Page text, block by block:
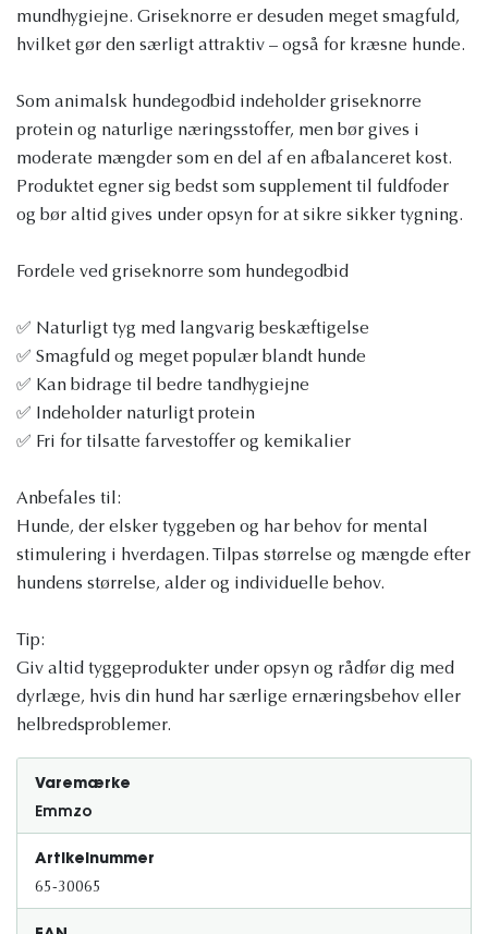
mundhygiejne. Griseknorre er desuden meget smagfuld,
hvilket gør den særligt attraktiv – også for kræsne hunde.
Som animalsk hundegodbid indeholder griseknorre
protein og naturlige næringsstoffer, men bør gives i
moderate mængder som en del af en afbalanceret kost.
Produktet egner sig bedst som supplement til fuldfoder
og bør altid gives under opsyn for at sikre sikker tygning.
Fordele ved griseknorre som hundegodbid
✅ Naturligt tyg med langvarig beskæftigelse
✅ Smagfuld og meget populær blandt hunde
✅ Kan bidrage til bedre tandhygiejne
✅ Indeholder naturligt protein
✅ Fri for tilsatte farvestoffer og kemikalier
Anbefales til:
Hunde, der elsker tyggeben og har behov for mental
stimulering i hverdagen. Tilpas størrelse og mængde efter
hundens størrelse, alder og individuelle behov.
Tip:
Giv altid tyggeprodukter under opsyn og rådfør dig med
dyrlæge, hvis din hund har særlige ernæringsbehov eller
helbredsproblemer.
Varemærke
Emmzo
Artikelnummer
65-30065